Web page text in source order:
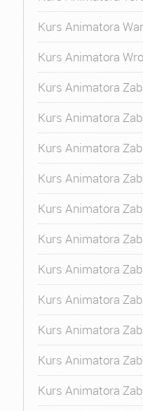
Kurs Animatora
Kurs Animatora
Kurs Animatora
Kurs Animatora
Kurs Animatora
Kurs Animatora
Kurs Animatora
Kurs Animatora
Kurs Animatora
Kurs Animatora
Kurs Animatora
Kurs Animatora
Kurs Animatora